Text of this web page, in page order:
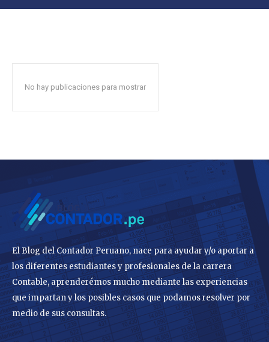
No hay publicaciones para mostrar
El Blog del Contador Peruano, nace para ayudar y/o aportar a
los diferentes estudiantes y profesionales de la carrera
Contable, aprenderémos mucho mediante las experiencias
que impartan y los posibles casos que podamos resolver por
medio de sus consultas.